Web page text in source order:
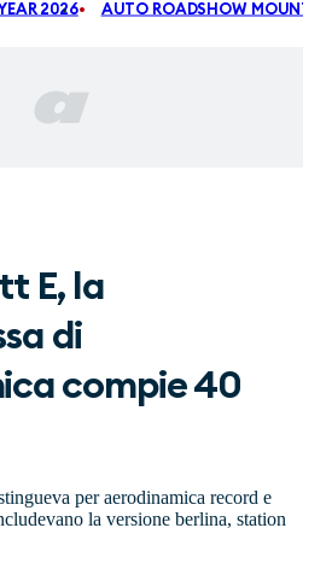
2026 AUTO ROADSHOW
E, la
di
compie 40
per aerodinamica record e
la versione berlina, station